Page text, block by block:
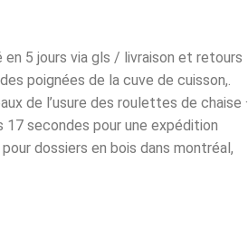
5 jours via gls / livraison et retours
poignées de la cuve de cuisson,.
de l’usure des roulettes de chaise ·
17 secondes pour une expédition
dossiers en bois dans montréal,